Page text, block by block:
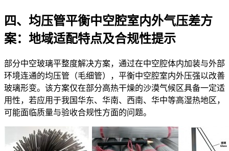
四、均压管平衡中空腔室内外气压差方
案：地域适配特点及合规性提示
部分中空玻璃平整度解决方案，通过在中空腔体内加装与外部
环境连通的均压管（毛细管），平衡中空腔室内外压强以改善
玻璃形变。该方案仅在部分高热干燥的沙漠气候区具备一定适
用性，若应用于我国华东、华南、西南、华中等高湿热地区，
可能面临质量与验收合规性方面的问题。